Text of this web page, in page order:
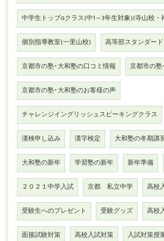
中学生トップαクラス(中1～3年生対象)(寺山校・
個別指導教室(一里山校) 高等部スタンダー
京都市の塾･大和塾の口コミ情報 京都市の
京都市の塾･大和塾のお客様の声
チャレンジイングリッシュスピーキングクラス
漢検申し込み 漢字検定 大和塾の冬期講
大和塾の新年 学習塾の新年 新年準備
２０２１中学入試 京都 私立中学 高校
受験生へのプレゼント 受験グッズ 高校
面接試験対策 高校入試対策 入試対策授